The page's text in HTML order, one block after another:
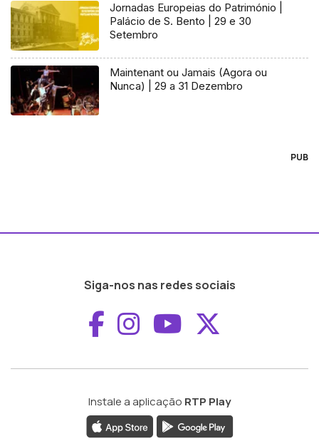
Jornadas Europeias do Património |
Palácio de S. Bento | 29 e 30
Setembro
Maintenant ou Jamais (Agora ou
Nunca) | 29 a 31 Dezembro
PUB
Siga-nos nas redes sociais
Aceder ao
Aceder ao
Aceder ao
Instale a aplicação RTP Play